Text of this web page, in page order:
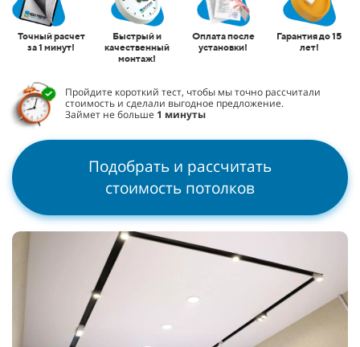
Точный расчет
за 1 минут!
Быстрый и
качественный
монтаж!
Оплата после
установки!
Гарантия до 15
лет!
Пройдите короткий тест, чтобы мы точно рассчитали
стоимость и сделали выгодное предложение.
Займет не больше 1 минуты
Подобрать и рассчитать
стоимость потолков